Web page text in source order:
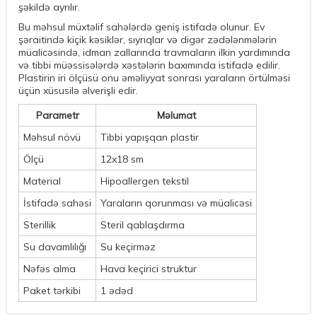
şəkildə ayrılır.
Bu məhsul müxtəlif sahələrdə geniş istifadə olunur. Ev
şəraitində kiçik kəsiklər, sıyrıqlar və digər zədələnmələrin
müalicəsində, idman zallarında travmaların ilkin yardımında
və tibbi müəssisələrdə xəstələrin baxımında istifadə edilir.
Plastirin iri ölçüsü onu əməliyyat sonrası yaraların örtülməsi
üçün xüsusilə əlverişli edir.
Parametr
Məlumat
Məhsul növü
Tibbi yapışqan plastir
Ölçü
12x18 sm
Material
Hipoallergen tekstil
İstifadə sahəsi
Yaraların qorunması və müalicəsi
Sterillik
Steril qablaşdırma
Su davamlılığı
Su keçirməz
Nəfəs alma
Hava keçirici struktur
Paket tərkibi
1 ədəd